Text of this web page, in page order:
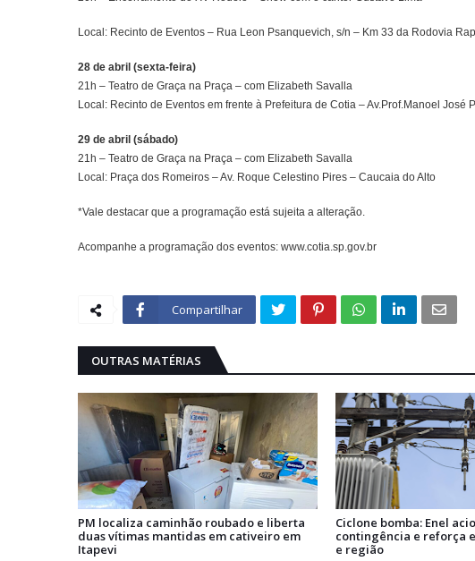
Local: Recinto de Eventos – Rua Leon Psanquevich, s/n – Km 33 da Rodovia
28 de abril (sexta-feira)
21h – Teatro de Graça na Praça – com Elizabeth Savalla
Local: Recinto de Eventos em frente à Prefeitura de Cotia – Av.Prof.Manoel José
29 de abril (sábado)
21h – Teatro de Graça na Praça – com Elizabeth Savalla
Local: Praça dos Romeiros – Av. Roque Celestino Pires – Caucaia do Alto
*Vale destacar que a programação está sujeita a alteração.
Acompanhe a programação dos eventos: www.cotia.sp.gov.br
Compartilhar
OUTRAS MATÉRIAS
PM localiza caminhão roubado e liberta
duas vítimas mantidas em cativeiro em
Itapevi
Ciclone bomba: Enel
contingência e reforça
e região